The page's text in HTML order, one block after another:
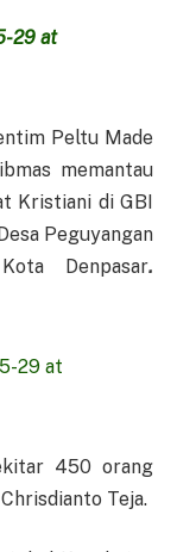
Peltu Made
memantau
Kristiani di GBI
Peguyangan
Denpasar.
450 orang
Teja.